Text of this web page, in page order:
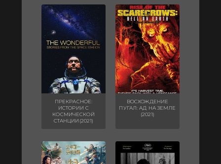
ПРЕКРАСНОЕ:
ИСТОРИИ С
КОСМИЧЕСКОЙ
СТАНЦИИ(2021)
ВОСХОЖДЕНИЕ
ПУГАЛ: АД НА ЗЕМЛЕ
(2021)